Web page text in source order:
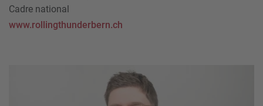
Cadre national
www.rollingthunderbern.ch